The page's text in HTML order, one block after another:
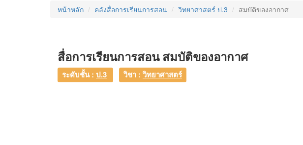
หน้าหลัก คลังสื่อการเรียนการสอน วิทยาศาสตร์ ป.3 สมบัติของอากาศ
สื่อการเรียนการสอน สมบัติของอากาศ
ระดับชั้น : ป.3 วิชา :วิทยาศาสตร์